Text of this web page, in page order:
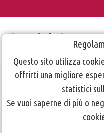
Questo sito utilizza
offrirti una migliore
statistici
Se vuoi saperne di più o
Prima